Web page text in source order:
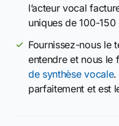
l’acteur vocal
uniques de 100-150
Fournissez-nous le
entendre et nous le
de synthèse vocale.
parfaitement et est